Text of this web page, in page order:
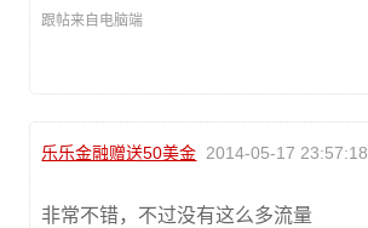
跟帖来自电脑端
乐乐金融赠送50美金 2014-05-17 23:57:18
非常不错，不过没有这么多流量